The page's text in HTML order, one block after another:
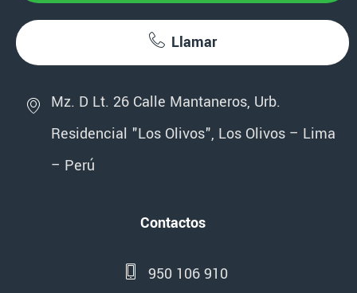
Llamar
Mz. D Lt. 26 Calle Mantaneros, Urb.
Residencial "Los Olivos", Los Olivos – Lima
– Perú
Contactos
950 106 910